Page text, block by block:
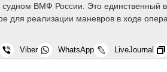
ВМФ России. Это единственный
для реализации маневров в ходе
Viber WhatsApp LiveJournal